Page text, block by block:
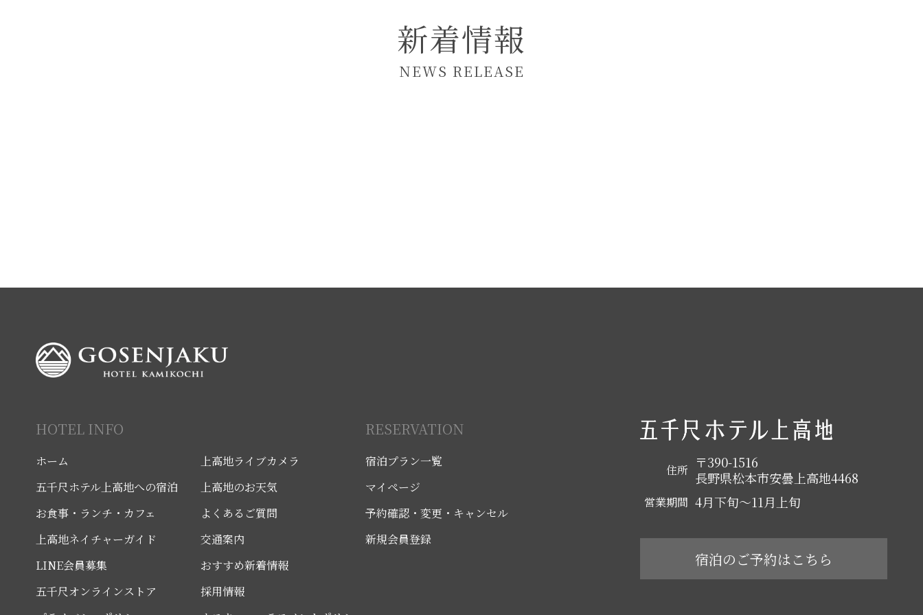
新着情報
NEWS RELEASE
住所
〒390-1516
長野県松本市安曇上高地4468
営業期間 4月下旬～11月上旬
宿泊のご予約はこちら
HOTEL INFO
ホーム
上高地ライブカメラ
五千尺ホテル上高地への宿泊
上高地のお天気
お食事・ランチ・カフェ
よくあるご質問
上高地ネイチャーガイド
交通案内
LINE会員募集
おすすめ新着情報
五千尺オンラインストア
採用情報
RESERVATION
宿泊プラン一覧
マイページ
予約確認・変更・キャンセル
新規会員登録